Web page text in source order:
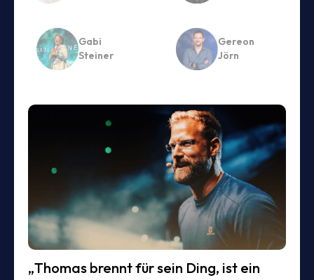
Gabi
Steiner
Gereon
Jörn
„Thomas brennt für sein Ding, ist ein